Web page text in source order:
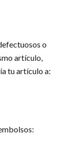
o
artículo,
tu artículo a: